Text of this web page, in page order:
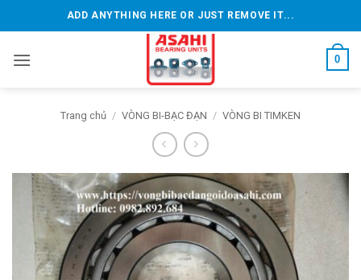
qua
dung
ADD ANYTHING HERE OR JUST REMOVE IT...
0
Trang chủ / VÒNG BI-BẠC ĐẠN / VÒNG BI TIMKEN